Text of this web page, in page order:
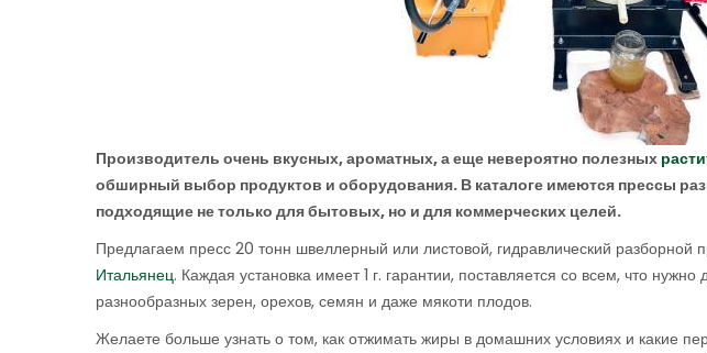
Производитель очень вкусных, ароматных, а еще невероятно полезных
обширный выбор продуктов и оборудования. В каталоге имеются прессы
подходящие не только для бытовых, но и для коммерческих целей.
Предлагаем пресс 20 тонн швеллерный или листовой, гидравлический разборной
Итальянец. Каждая установка имеет 1 г. гарантии, поставляется со всем, что
разнообразных зерен, орехов, семян и даже мякоти плодов.
Желаете больше узнать о том, как отжимать жиры в домашних условиях и какие